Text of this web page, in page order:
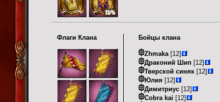
Флаги Клана Бойцы клана
Zhmaka [12]
Драконий Шип [12]
Тверской синяк [12]
Юлия [12]
Димитриус [12]
Cobra kai [12]